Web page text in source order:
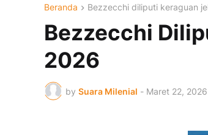
Beranda Bezzecchi diliputi keraguan
Bezzecchi
2026
by Suara Milenial - Maret 22, 2026